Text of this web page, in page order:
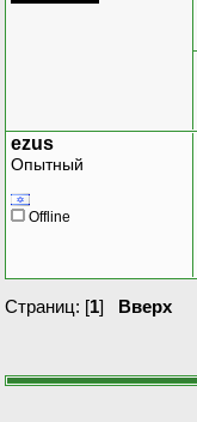
ezus
Опытный
Offline
Страниц: [1] Вверх